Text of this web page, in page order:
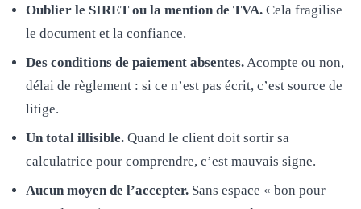
Oublier le SIRET ou la mention de TVA.Cela fragilise
le document et la confiance.
Des conditions de paiement absentes.Acompte ou non,
délai de règlement : si ce n’est pas écrit, c’est source de
litige.
Un total illisible.Quand le client doit sortir sa
calculatrice pour comprendre, c’est mauvais signe.
Aucun moyen de l’accepter.Sans espace « bon pour